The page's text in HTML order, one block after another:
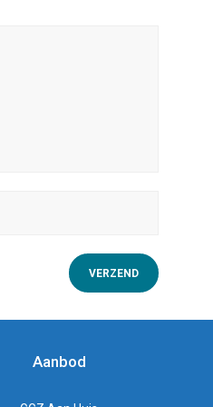
Aanbod